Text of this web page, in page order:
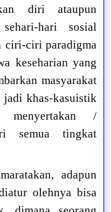
diri ataupun
hari sosial
ciri-ciri paradigma
keseharian yang
masyarakat
jadi khas-kasuistik
menyertakan /
semua tingkat
adapun
olehnya bisa